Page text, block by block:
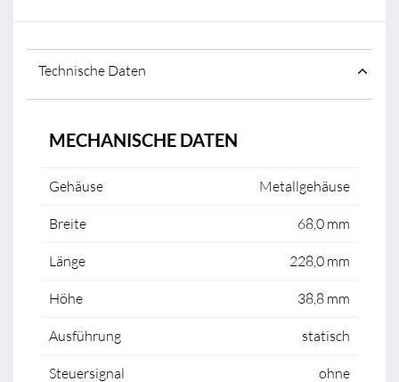
Technische Daten
MECHANISCHE DATEN
Gehäuse Metallgehäuse
Breite 68,0 mm
Länge 228,0 mm
Höhe 38,8 mm
Ausführung statisch
Steuersignal ohne